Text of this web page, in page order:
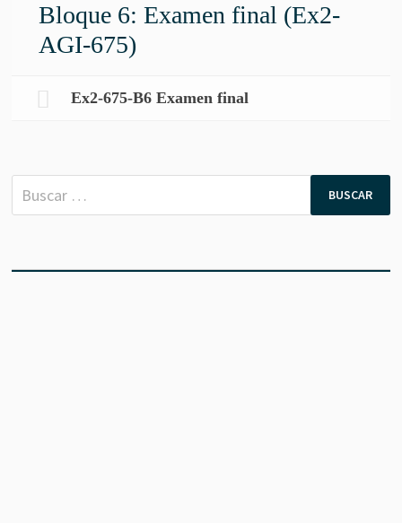
Bloque 6: Examen final (Ex2-
AGI-675)
Ex2-675-B6 Examen final